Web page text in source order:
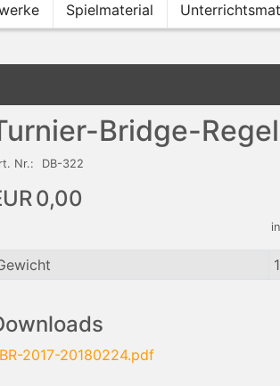
Spielmaterial
Bridge-
Nr.: DB-322
0,00
2017-20180224.pdf